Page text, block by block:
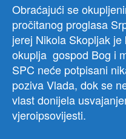
Obraćajući se
pročitanog proglasa
jerej Nikola Skopljak
okuplja gospod Bog i
SPC neće potpisani
poziva Vlada, dok se
vlast donijela
vjeroipsovijesti.